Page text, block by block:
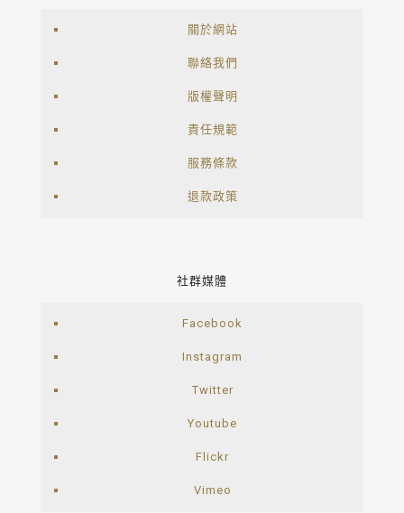
關於網站
聯絡我們
版權聲明
責任規範
服務條款
退款政策
社群媒體
Facebook
Instagram
Twitter
Youtube
Flickr
Vimeo